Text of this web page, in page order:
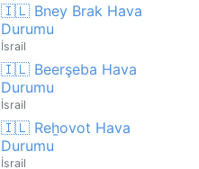
🇮🇱 Bney Brak Hava
Durumu
İsrail
🇮🇱 Beerşeba Hava
Durumu
İsrail
🇮🇱 Reẖovot Hava
Durumu
İsrail